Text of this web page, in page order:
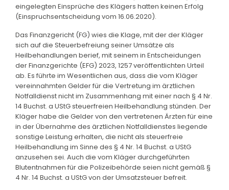
eingelegten Einsprüche des Klägers hatten keinen Erfolg
(Einspruchsentscheidung vom 16.06.2020).
Das Finanzgericht (FG) wies die Klage, mit der der Kläger
sich auf die Steuerbefreiung seiner Umsätze als
Heilbehandlungen berief, mit seinem in Entscheidungen
der Finanzgerichte (EFG) 2023, 1257 veröffentlichten Urteil
ab. Es führte im Wesentlichen aus, dass die vom Kläger
vereinnahmten Gelder für die Vertretung im ärztlichen
Notfalldienst nicht im Zusammenhang mit einer nach § 4 Nr.
14 Buchst. a UStG steuerfreien Heilbehandlung stünden. Der
Kläger habe die Gelder von den vertretenen Ärzten für eine
in der Übernahme des ärztlichen Notfalldienstes liegende
sonstige Leistung erhalten, die nicht als steuerfreie
Heilbehandlung im Sinne des § 4 Nr. 14 Buchst. a UStG
anzusehen sei. Auch die vom Kläger durchgeführten
Blutentnahmen für die Polizeibehörde seien nicht gemäß §
4 Nr. 14 Buchst. a UStG von der Umsatzsteuer befreit.